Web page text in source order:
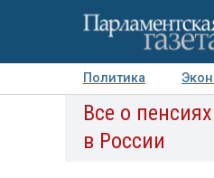
Политика
Авторы
Все о пенсиях
в России